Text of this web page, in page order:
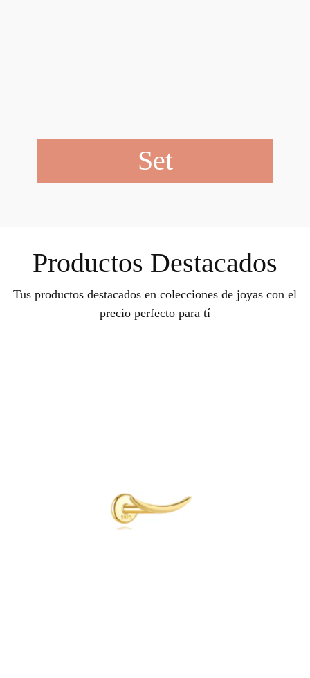
Set
Productos Destacados
Tus productos destacados en colecciones de joyas con el
precio perfecto para tí